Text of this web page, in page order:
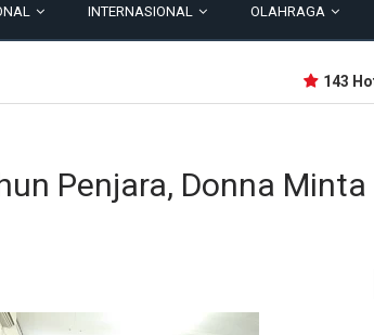
INTERNASIONAL OLAHRAGA
143
Penjara, Donna Minta